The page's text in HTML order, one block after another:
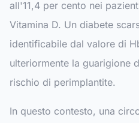
all'11,4 per cento nei
Vitamina D. Un diabete
identificabile dal valore di
ulteriormente la guarigione
rischio di perimplantite.
In questo contesto, una